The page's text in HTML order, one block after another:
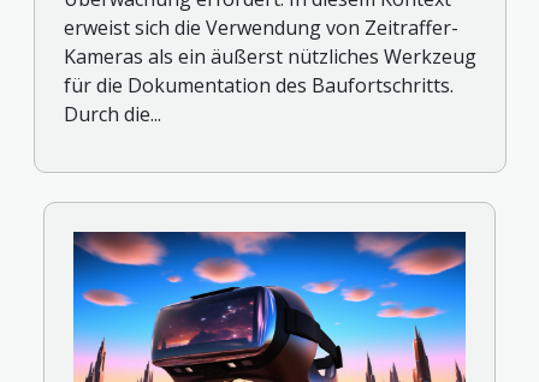
erweist sich die Verwendung von Zeitraffer-
Kameras als ein äußerst nützliches Werkzeug
für die Dokumentation des Baufortschritts.
Durch die...